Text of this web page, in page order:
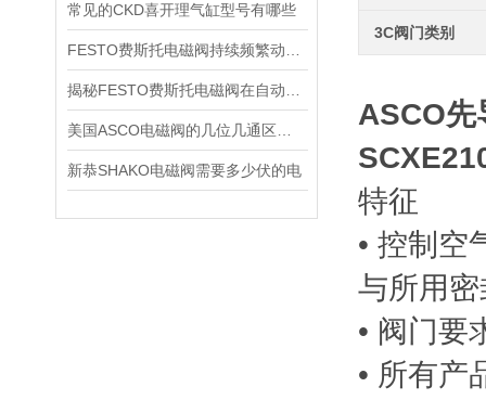
常见的CKD喜开理气缸型号有哪些
新恭SHAKO电磁阀需要多少伏的电
3C阀门类别
ASCO先
特征
• 控制空
与所用
• 阀门要
• 所有产